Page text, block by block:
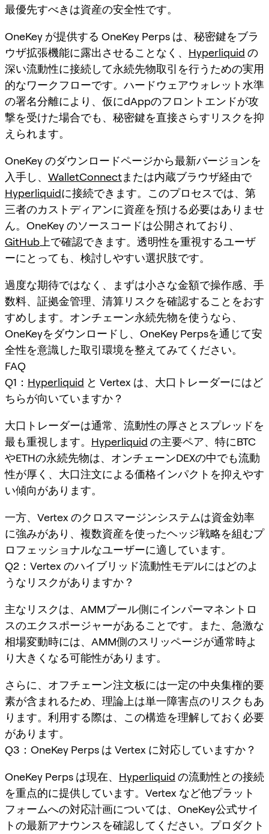
最優先すべきは資産の安全性です。
OneKey が提供する OneKey Perps は、秘密鍵をブラ
ウザ拡張機能に露出させることなく、 Hyperliquid の
深い流動性に接続して永続先物取引を行うための実用
的なワークフローです。ハードウェアウォレット水準
の署名分離により、仮にdAppのフロントエンドが攻
撃を受けた場合でも、秘密鍵を直接さらすリスクを抑
えられます。
OneKey のダウンロードページから最新バージョンを
入手し、 WalletConnectまたは内蔵ブラウザ経由で
Hyperliquidに接続できます。このプロセスでは、第
三者のカストディアンに資産を預ける必要はありませ
ん。OneKey のソースコードは公開されており、
GitHub 上で確認できます。透明性を重視するユーザ
ーにとっても、検討しやすい選択肢です。
過度な期待ではなく、まずは小さな金額で操作感、手
数料、証拠金管理、清算リスクを確認することをおす
すめします。オンチェーン永続先物を使うなら、
OneKeyをダウンロードし、OneKey Perpsを通じて安
全性を意識した取引環境を整えてみてください。
FAQ
Q1： Hyperliquid と Vertex は、大口トレーダーにはど
ちらが向いていますか？
大口トレーダーは通常、流動性の厚さとスプレッドを
最も重視します。 Hyperliquid の主要ペア、特にBTC
やETHの永続先物は、オンチェーンDEXの中でも流動
性が厚く、大口注文による価格インパクトを抑えやす
い傾向があります。
一方、Vertex のクロスマージンシステムは資金効率
に強みがあり、複数資産を使ったヘッジ戦略を組むプ
ロフェッショナルなユーザーに適しています。
Q2：Vertex のハイブリッド流動性モデルにはどのよ
うなリスクがありますか？
主なリスクは、AMMプール側にインパーマネントロ
スのエクスポージャーがあることです。また、急激な
相場変動時には、AMM側のスリッページが通常時よ
り大きくなる可能性があります。
さらに、オフチェーン注文板には一定の中央集権的要
素が含まれるため、理論上は単一障害点のリスクもあ
ります。利用する際は、この構造を理解しておく必要
があります。
Q3：OneKey Perps は Vertex に対応していますか？
OneKey Perps は現在、 Hyperliquid の流動性との接続
を重点的に提供しています。Vertex など他プラット
フォームへの対応計画については、OneKey公式サイ
トの最新アナウンスを確認してください。プロダクト